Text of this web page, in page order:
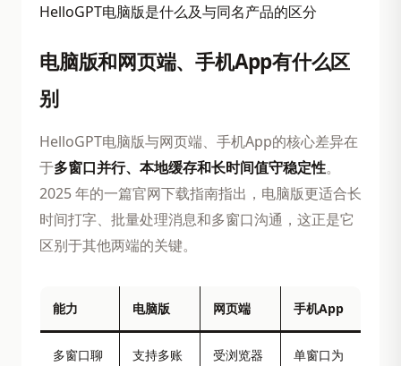
HelloGPT电脑版是什么及与同名产品的区分
电脑版和网页端、手机App有什么区
别
HelloGPT电脑版与网页端、手机App的核心差异在
于多窗口并行、本地缓存和长时间值守稳定性。
2025 年的一篇官网下载指南指出，电脑版更适合长
时间打字、批量处理消息和多窗口沟通，这正是它
区别于其他两端的关键。
能力 电脑版 网页端 手机App
多窗口聊
支持多账
受浏览器
单窗口为